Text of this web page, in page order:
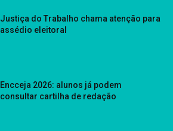
Justiça do Trabalho chama atenção para
assédio eleitoral
Encceja 2026: alunos já podem
consultar cartilha de redação